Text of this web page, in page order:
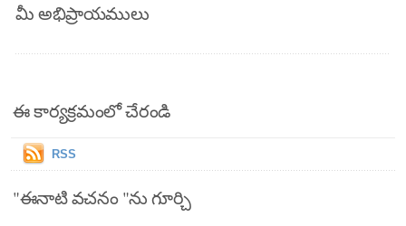
మీ అభిప్రాయములు
ఈ కార్యక్రమంలో చేరండి
RSS
"ఈనాటి వచనం "ను గూర్చి